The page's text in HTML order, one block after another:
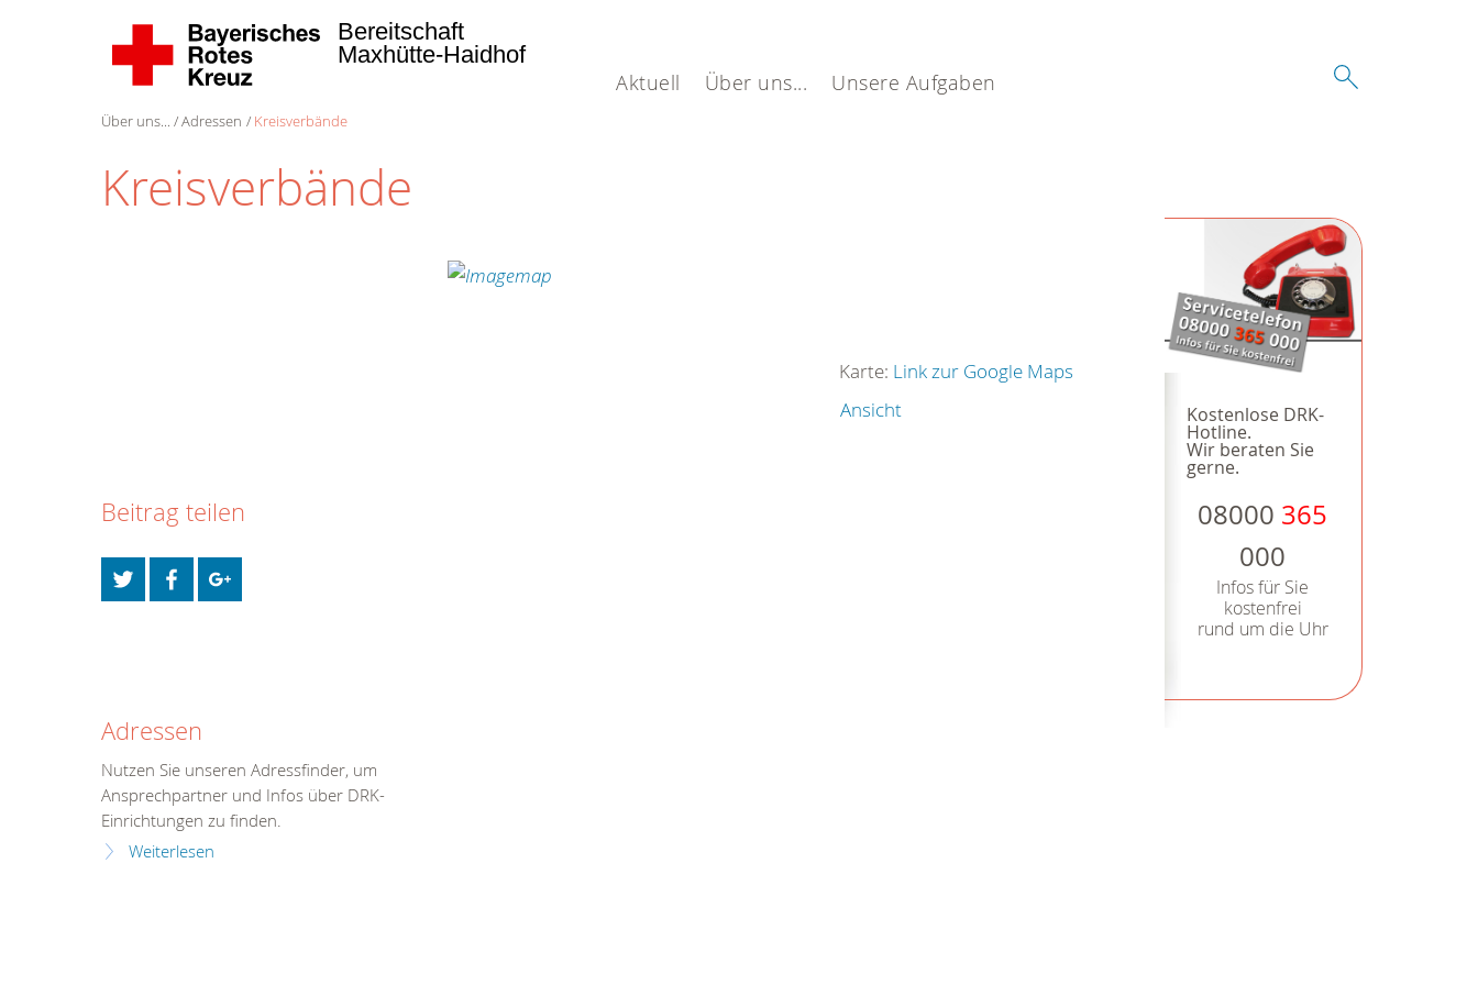
Aktuell Über uns... Unsere Aufgaben
Bereitschaft
Maxhütte-Haidhof
Über uns... Adressen Kreisverbände
Kreisverbände
Kostenlose DRK-
Hotline.
Wir beraten Sie
gerne.
08000 365
000
Infos für Sie
kostenfrei
rund um die Uhr
Karte: Link zur Google Maps
Ansicht
Beitrag teilen
Adressen
Nutzen Sie unseren Adressfinder, um
Ansprechpartner und Infos über DRK-
Einrichtungen zu finden.
Weiterlesen